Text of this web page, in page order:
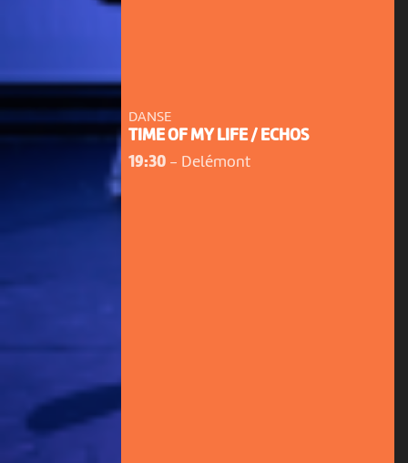
DANSE
TIME OF MY LIFE / ECHOS
19:30- Delémont